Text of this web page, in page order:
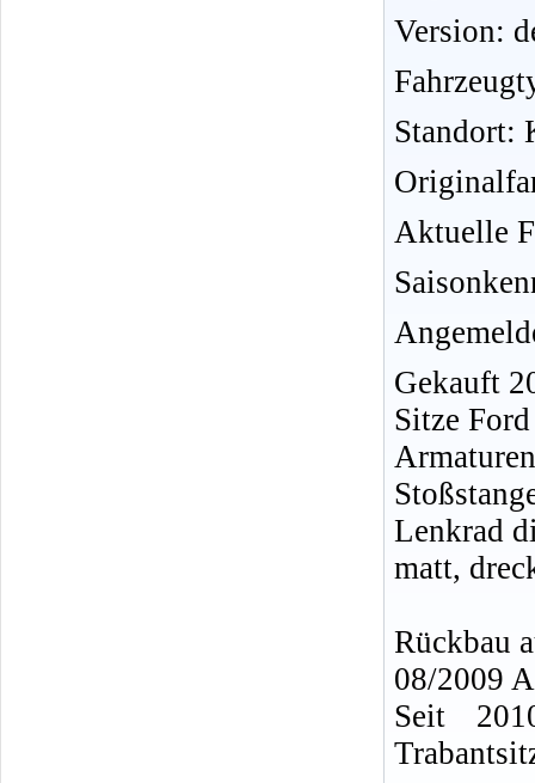
Version:
Standort:
Aktuelle
Gekauft
Sitze
Lenkrad
matt,
Rückbau
08/2009
Seit